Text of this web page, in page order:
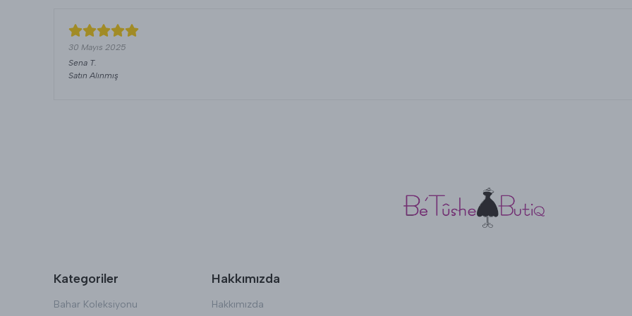
30 Mayıs 2025
Sena T.
Satın Alınmış
Kategoriler
Bahar Koleksiyonu
Hakkımızda
Hakkımızda